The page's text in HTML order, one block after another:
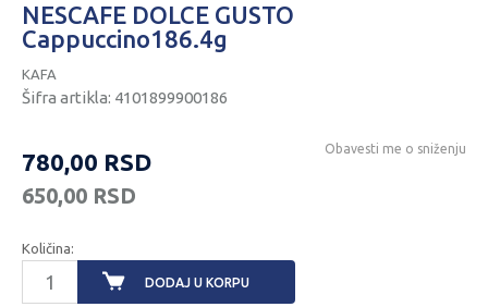
NESCAFE DOLCE GUSTO
Cappuccino186.4g
KAFA
Šifra artikla: 4101899900186
780,00 RSD
650,00 RSD
Obavesti me o sniženju
Količina:
DODAJ U KORPU